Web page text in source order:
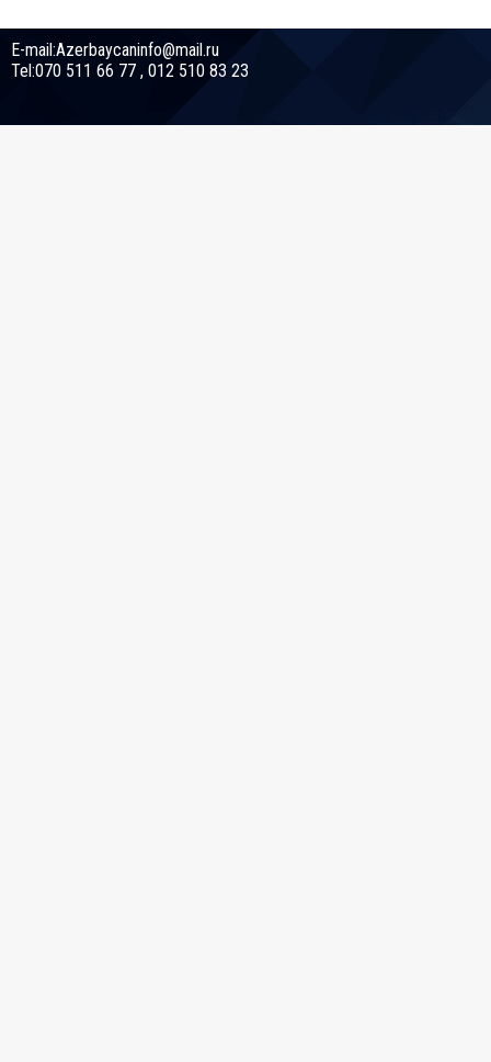
E-mail:Azerbaycaninfo@mail.ru
Tel:070 511 66 77 , 012 510 83 23